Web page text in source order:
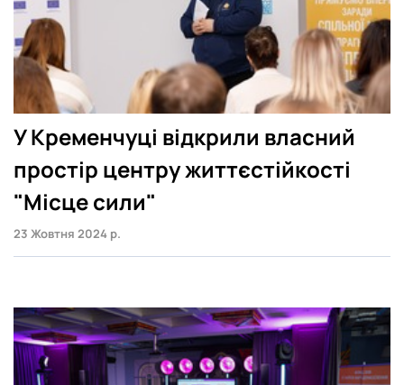
У Кременчуці відкрили власний
простір центру життєстійкості
"Місце сили"
23 Жовтня 2024 р.